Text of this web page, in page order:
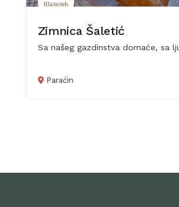
Zimnica Šaletić
Sa našeg gazdinstva domaće, sa
Paraćin